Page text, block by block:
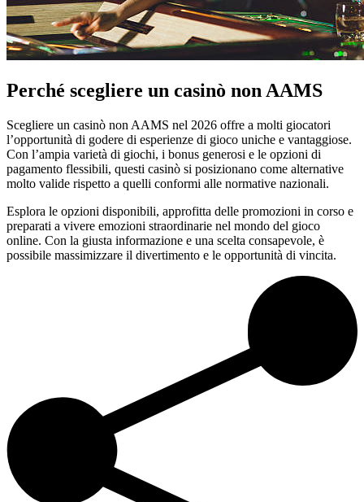
Perché scegliere un casinò non AAMS
Scegliere un casinò non AAMS nel 2026 offre a molti giocatori
l’opportunità di godere di esperienze di gioco uniche e vantaggiose.
Con l’ampia varietà di giochi, i bonus generosi e le opzioni di
pagamento flessibili, questi casinò si posizionano come alternative
molto valide rispetto a quelli conformi alle normative nazionali.
Esplora le opzioni disponibili, approfitta delle promozioni in corso e
preparati a vivere emozioni straordinarie nel mondo del gioco
online. Con la giusta informazione e una scelta consapevole, è
possibile massimizzare il divertimento e le opportunità di vincita.